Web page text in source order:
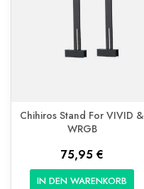
Chihiros Stand For VIVID &
WRGB
75,95 €
IN DEN WARENKORB